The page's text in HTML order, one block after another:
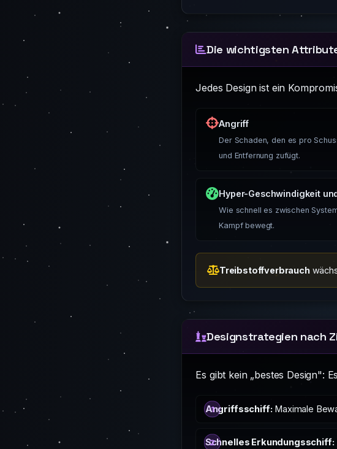
Die wichtigsten
Jedes Design ist ein
Angriff
Der Schaden, den es pro
und Entfernung zufügt.
Hyper-Geschwindigkeit
Wie schnell es zwischen
Kampf bewegt.
Treibstoffverbrauch
Designstrategien nach
Es gibt kein „bestes Design":
Angriffsschiff: Maximale
Schnelles Erkundungsschiff: